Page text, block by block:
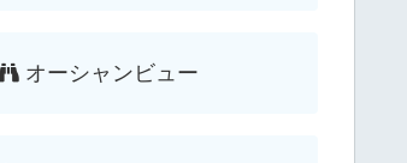
オーシャンビュー